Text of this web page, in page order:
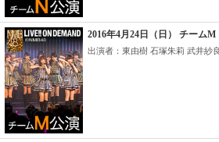
2016年4月24日（日） チーム
出演者：東由樹 石塚朱莉 武井紗良